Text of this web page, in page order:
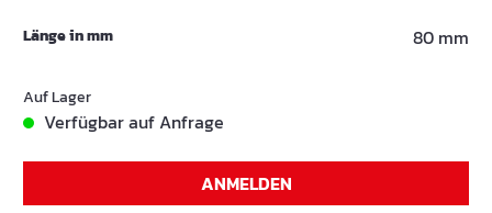
Länge in mm 80 mm
Auf Lager
Verfügbar auf Anfrage
ANMELDEN